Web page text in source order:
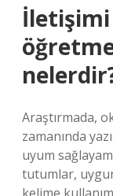
İletişimi
Araştırmada,
zamanında
uyum
tutumlar,